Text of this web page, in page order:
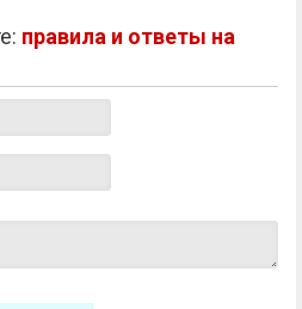
правила и ответы на